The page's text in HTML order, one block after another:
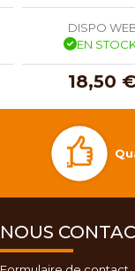
DISPO
EN
18,50
NOUS